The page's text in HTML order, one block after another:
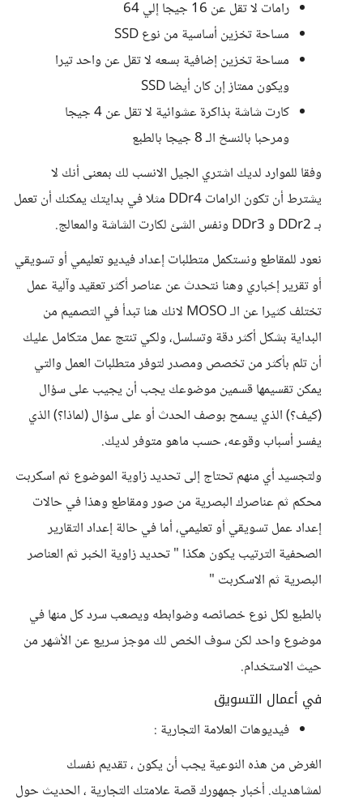
رامات لا تقل عن 16 جيجا إلي 64
مساحة تخزين أساسية من نوع SSD
مساحة تخزين إضافية بسعه لا تقل عن واحد تيرا
ويكون ممتاز إن كان أيضا SSD
كارت شاشة بذاكرة عشوائية لا تقل عن 4 جيجا
ومرحبا بالنسخ الـ 8 جيجا بالطبع
وفقا للموارد لديك اشتري الجيل الانسب لك بمعنى أنك لا
يشترط أن تكون الرامات DDr4 مثلا في بدايتك يمكنك أن تعمل
بـ DDr2 و DDr3 ونفس الشئ لكارت الشاشة والمعالج.
نعود للمقاطع ونستكمل متطلبات إعداد فيديو تعليمي أو تسويقي
أو تقرير إخباري وهنا نتحدث عن عناصر أكثر تعقيد وآلية عمل
تختلف كثيرا عن الـ MOSO لانك هنا تبدأ في التصميم من
البداية بشكل أكثر دقة وتسلسل، ولكي تنتج عمل متكامل عليك
أن تلم بأكثر من تخصص ومصدر لتوفر متطلبات العمل والتي
يمكن تقسيمها قسمين موضوعك يجب أن يجيب على سؤال
(كيف؟) الذي يسمح بوصف الحدث أو على سؤال (لماذا؟) الذي
يفسر أسباب وقوعه، حسب ماهو متوفر لديك.
ولتجسيد أي منهم تحتاج إلى تحديد زاوية الموضوع ثم اسكربت
محكم ثم عناصرك البصرية من صور ومقاطع وهذا في حالات
إعداد عمل تسويقي أو تعليمي، أما في حالة إعداد التقارير
الصحفية الترتيب يكون هكذا " تحديد زاوية الخبر ثم العناصر
البصرية ثم الاسكربت "
بالطبع لكل نوع خصائصه وضوابطه ويصعب سرد كل منها في
موضوع واحد لكن سوف الخص لك موجز سريع عن الأشهر من
حيث الاستخدام.
في أعمال التسويق
فيديوهات العلامة التجارية :
الغرض من هذه النوعية يجب أن يكون ، تقديم نفسك
لمشاهديك. أخبار جمهورك قصة علامتك التجارية ، الحديث حول